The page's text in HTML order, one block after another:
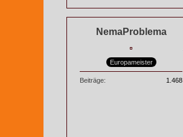
NemaProblema
Europameister
Beiträge 1.468